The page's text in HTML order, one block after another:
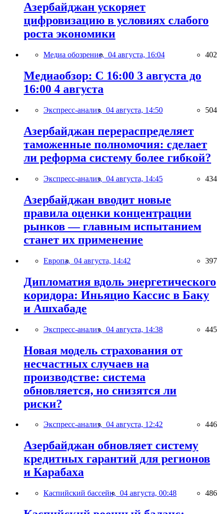
Азербайджан ускоряет
цифровизацию в условиях слабого
роста экономики
Медиа обозрение, 04 августа, 16:04 402
Медиаобзор: С 16:00 3 августа до
16:00 4 августа
Экспресс-анализ, 04 августа, 14:50 504
Азербайджан перераспределяет
таможенные полномочия: сделает
ли реформа систему более гибкой?
Экспресс-анализ, 04 августа, 14:45 434
Азербайджан вводит новые
правила оценки концентрации
рынков — главным испытанием
станет их применение
Европа, 04 августа, 14:42 397
Дипломатия вдоль энергетического
коридора: Иньяцио Кассис в Баку
и Ашхабаде
Экспресс-анализ, 04 августа, 14:38 445
Новая модель страхования от
несчастных случаев на
производстве: система
обновляется, но снизятся ли
риски?
Экспресс-анализ, 04 августа, 12:42 446
Азербайджан обновляет систему
кредитных гарантий для регионов
и Карабаха
Каспийский бассейн, 04 августа, 00:48 486